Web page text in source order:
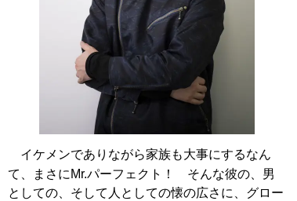
イケメンでありながら家族も大事にするなん
て、まさにMr.パーフェクト！ そんな彼の、男
としての、そして人としての懐の広さに、グロー